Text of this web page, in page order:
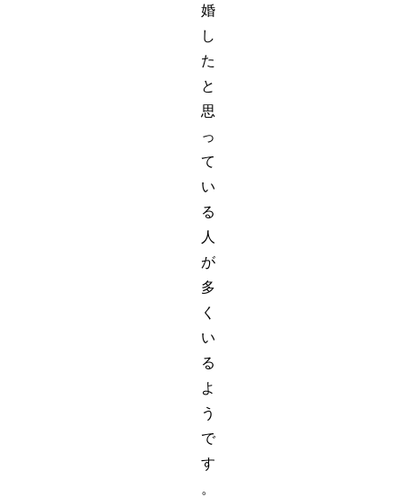
婚
し
た
と
思
っ
て
い
る
人
が
多
く
い
る
よ
う
で
す
。